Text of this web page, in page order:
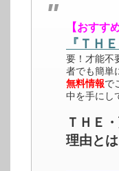
【おすす
『ＴＨ
要！才能不
者でも簡単
無料情報で
中を手にし
ＴＨＥ
理由とは